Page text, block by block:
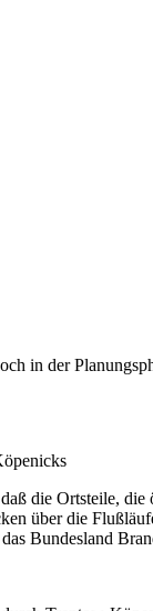
in der
die Ortsteile,
über die
Bundesland